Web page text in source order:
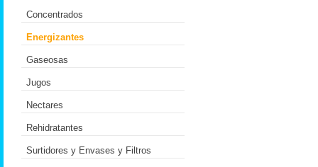
Concentrados
Energizantes
Gaseosas
Jugos
Nectares
Rehidratantes
Surtidores y Envases y Filtros